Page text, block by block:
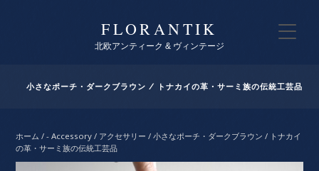
FLORANTIK
北欧アンティーク & ヴィンテージ
小さなポーチ・ダークブラウン / トナカイの革・サーミ族の伝統工芸品
ホーム /- Accessory / アクセサリー / 小さなポーチ・ダークブラウン / トナカイ
の革・サーミ族の伝統工芸品